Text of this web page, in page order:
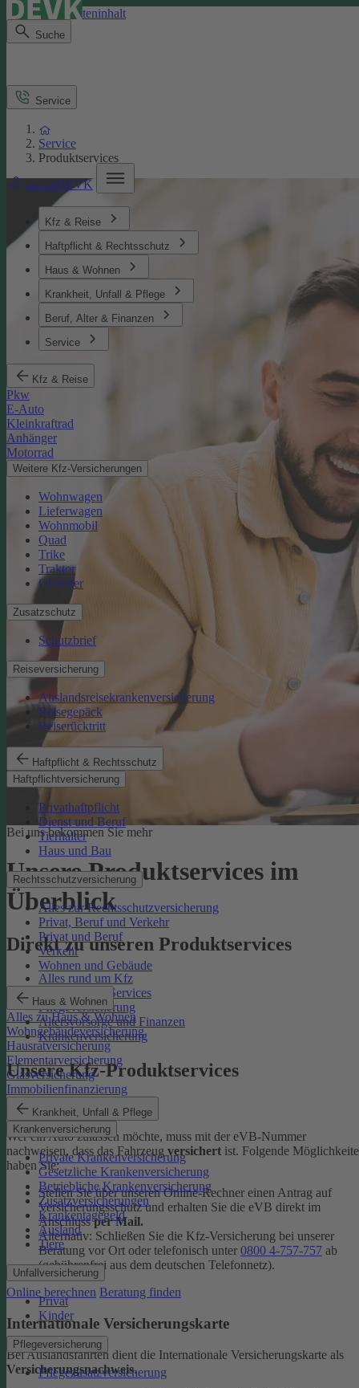
Direkt zum Seiteninhalt
Suche
meineDEVK
Kfz & Reise
Haftpflicht & Rechtsschutz
Haus & Wohnen
Krankheit, Unfall & Pflege
Beruf, Alter & Finanzen
Service
Kfz & Reise
Pkw
E-Auto
Kleinkraftrad
Anhänger
Motorrad
Weitere Kfz-Versicherungen
Wohnwagen
Lieferwagen
Wohnmobil
Quad
Trike
Traktor
Oldtimer
Zusatzschutz
Schutzbrief
Reiseversicherung
Auslandsreisekrankenversicherung
Reisegepäck
Reiserücktritt
Haftpflicht & Rechtsschutz
Haftpflichtversicherung
Privathaftpflicht
Dienst und Beruf
Tierhalter
Haus und Bau
Rechtsschutzversicherung
Alles zur Rechtsschutzversicherung
Privat, Beruf und Verkehr
Privat und Beruf
Verkehr
Wohnen und Gebäude
Haus & Wohnen
Alles zu Haus & Wohnen
Wohngebäudeversicherung
Hausratversicherung
Elementarversicherung
Glasversicherung
Immobilienfinanzierung
Krankheit, Unfall & Pflege
Krankenversicherung
Private Krankenversicherung
Gesetzliche Krankenversicherung
Betriebliche Krankenversicherung
Zusatzversicherungen
Krankentagegeld
Ausland
Tiere
Unfallversicherung
Privat
Kinder
Pflegeversicherung
Pflegezusatzversicherung
Service
Service
Produktservices
Bei uns bekommen Sie mehr
Unsere Produktservices im
Überblick
Direkt zu unseren Produktservices
Alles rund um Kfz
Rechtsschutz-Services
Pflegeversicherung
Altersvorsorge und Finanzen
Krankenversicherung
Unsere Kfz-Produktservices
eVB-Nummer
Wer ein Auto zulassen möchte, muss mit der eVB-Nummer
nachweisen, dass das Fahrzeug versichert ist. Folgende
haben Sie:
Stellen Sie über unseren Online-Rechner einen Antrag auf
Versicherungsschutz und erhalten Sie die eVB direkt im
Anschlussper Mail.
Alternativ: Schließen Sie die Kfz-​Versicherung bei unserer
Beratung vor Ort oder telefonisch unter 0800 4-​757-757 ab
(gebührenfrei aus dem deutschen Telefonnetz).
Online berechnen Beratung finden
Internationale Versicherungskarte
Bei Auslandsfahrten dient die Internationale Versicherungskarte als
Versicherungsnachweis.